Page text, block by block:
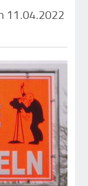
11.04.2022